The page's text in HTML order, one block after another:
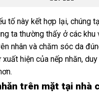
tố này kết hợp lại, chúng
ta thường thấy ở các khu
nhân và chăm sóc da
hiện của nếp nhăn,
trên mặt tại nhà